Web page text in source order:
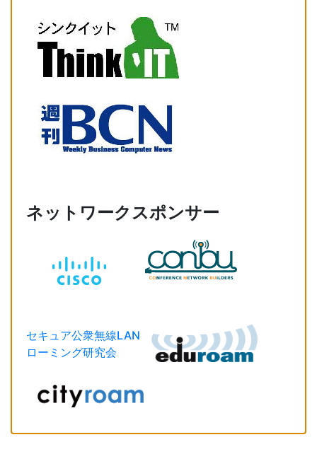
ネットワークスポンサー
セキュア公衆無線LAN
ローミング研究会